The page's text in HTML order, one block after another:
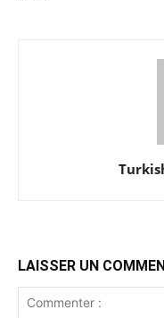
LAISSER UN